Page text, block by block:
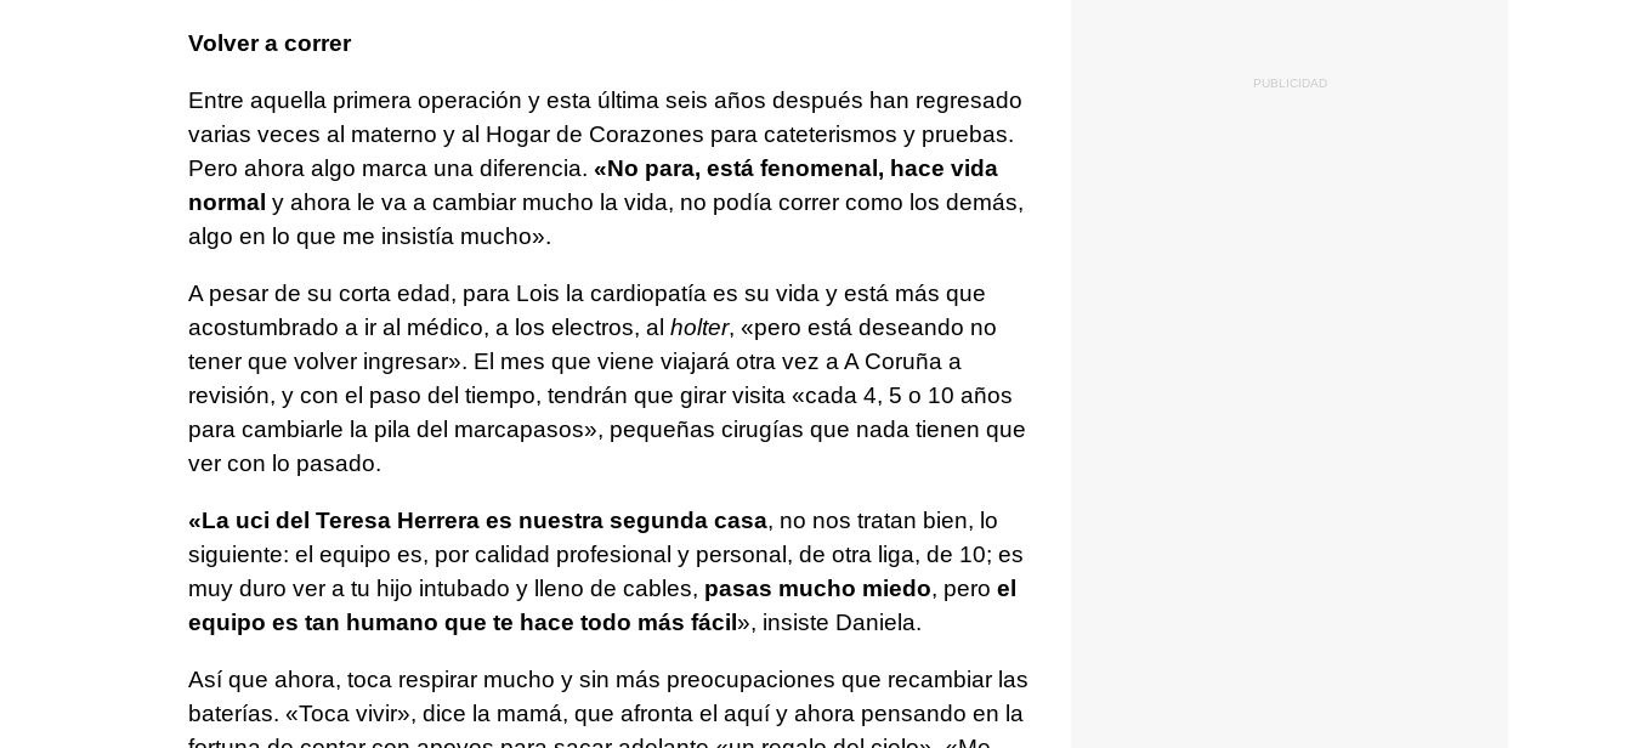
Volver a correr
Entre aquella primera operación y esta última seis años después han regresado
varias veces al materno y al Hogar de Corazones para cateterismos y pruebas.
Pero ahora algo marca una diferencia. «No para, está fenomenal, hace vida
normal y ahora le va a cambiar mucho la vida, no podía correr como los demás,
algo en lo que me insistía mucho».
A pesar de su corta edad, para Lois la cardiopatía es su vida y está más que
acostumbrado a ir al médico, a los electros, al holter, «pero está deseando no
tener que volver ingresar». El mes que viene viajará otra vez a A Coruña a
revisión, y con el paso del tiempo, tendrán que girar visita «cada 4, 5 o 10 años
para cambiarle la pila del marcapasos», pequeñas cirugías que nada tienen que
ver con lo pasado.
«La uci del Teresa Herrera es nuestra segunda casa, no nos tratan bien, lo
siguiente: el equipo es, por calidad profesional y personal, de otra liga, de 10; es
muy duro ver a tu hijo intubado y lleno de cables, pasas mucho miedo, pero el
equipo es tan humano que te hace todo más fácil », insiste Daniela.
Así que ahora, toca respirar mucho y sin más preocupaciones que recambiar las
baterías. «Toca vivir», dice la mamá, que afronta el aquí y ahora pensando en la